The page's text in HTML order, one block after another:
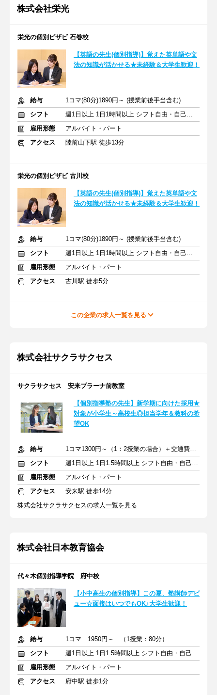
株式会社栄光
栄光の個別ビザビ 石巻校
【英語の先生(個別指導)】覚えた英単語や文
法の知識が活かせる★未経験＆大学生歓迎！
給与
1コマ(80分)1890円～ (授業前後手当含む)
シフト
週1日以上 1日1時間以上 シフト自由・自己申告
雇用形態
アルバイト・パート
アクセス
陸前山下駅 徒歩13分
栄光の個別ビザビ 古川校
【英語の先生(個別指導)】覚えた英単語や文
法の知識が活かせる★未経験＆大学生歓迎！
給与
1コマ(80分)1890円～ (授業前後手当含む)
シフト
週1日以上 1日1時間以上 シフト自由・自己申告
雇用形態
アルバイト・パート
アクセス
古川駅 徒歩5分
この企業の求人一覧を見る
株式会社サクラサクセス
サクラサクセス 安来プラーナ前教室
【個別指導塾の先生】新学期に向けた採用★
対象が小学生～高校生◎担当学年＆教科の希
望OK
給与
1コマ1300円～（1：2授業の場合）＋交通費支給
シフト
週1日以上 1日1.5時間以上 シフト自由・自己申告
雇用形態
アルバイト・パート
アクセス
安来駅 徒歩14分
株式会社サクラサクセスの求人一覧を見る
株式会社日本教育協会
代々木個別指導学院 府中校
【小中高生の個別指導】この夏、塾講師デビ
ュー☆面接はいつでもOK♪大学生歓迎！
給与
1コマ 1950円～ （1授業：80分）
シフト
週1日以上 1日1.5時間以上 シフト自由・自己申告
雇用形態
アルバイト・パート
アクセス
府中駅 徒歩1分